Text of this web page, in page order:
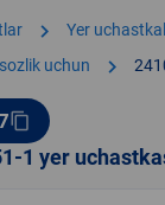
chevron_right Yer
uchun chevron_right
content_copy
1 yer